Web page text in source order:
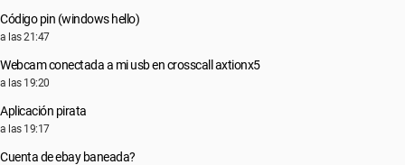
Código pin (windows hello)
a las 21:47
Webcam conectada a mi usb en crosscall axtionx5
a las 19:20
Aplicación pirata
a las 19:17
Cuenta de ebay baneada?